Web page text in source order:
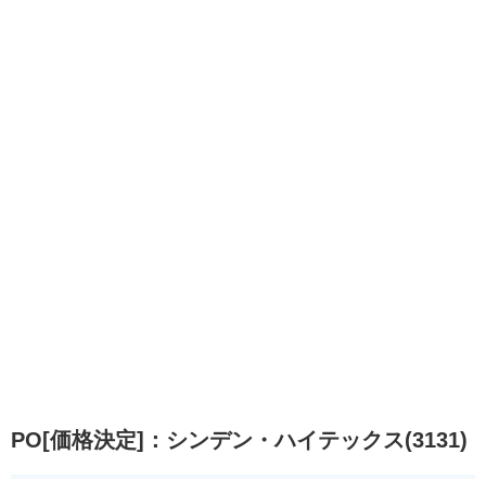
PO[価格決定]：シンデン・ハイテックス(3131)